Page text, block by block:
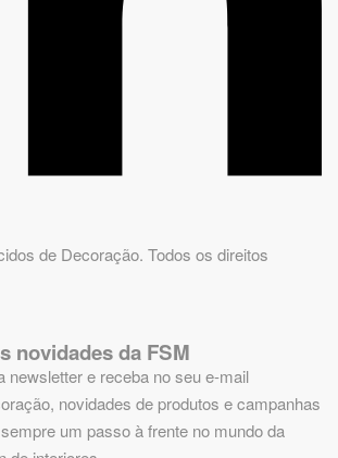
de Decoração. Todos os direitos
novidades da FSM
newsletter e receba no seu e-mail
novidades de produtos e campanhas
um passo à frente no mundo da